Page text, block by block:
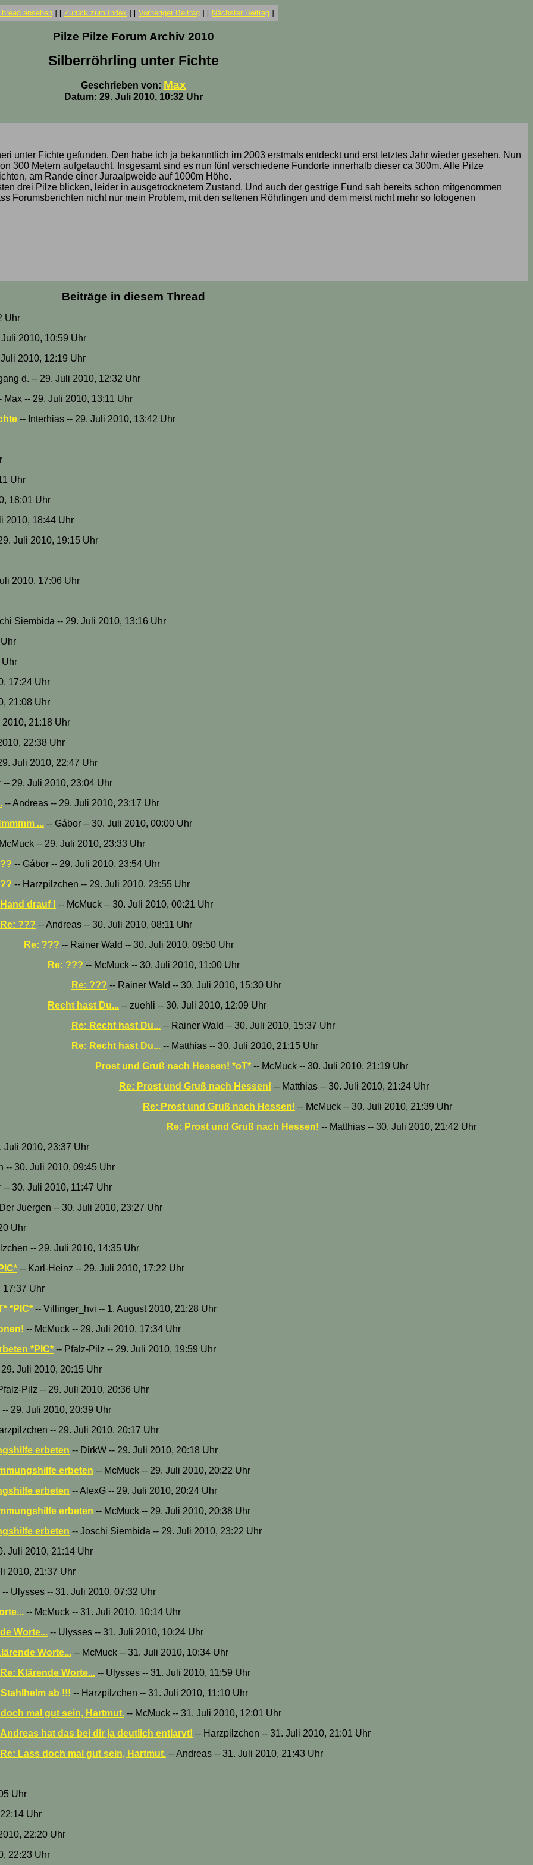
ansehen ] [ Zurück zum Index ] [ Vorheriger Beitrag ] [ Nächster Beitrag ]
Pilze Pilze Forum Archiv 2010
Silberröhrling unter Fichte
Geschrieben von: Max
Datum: 29. Juli 2010, 10:32 Uhr
unter Fichte gefunden. Den habe ich ja bekanntlich im 2003 erstmals entdeckt und erst letztes Jahr wieder gesehen. Nun
300 Metern aufgetaucht. Insgesamt sind es nun fünf verschiedene Fundorte innerhalb dieser ca 300m. Alle Pilze
am Rande einer Juraalpweide auf 1000m Höhe.
drei Pilze blicken, leider in ausgetrocknetem Zustand. Und auch der gestrige Fund sah bereits schon mitgenommen
Forumsberichten nicht nur mein Problem, mit den seltenen Röhrlingen und dem meist nicht mehr so fotogenen
Beiträge in diesem Thread
Uhr
2010, 10:59 Uhr
2010, 12:19 Uhr
d. -- 29. Juli 2010, 12:32 Uhr
Max -- 29. Juli 2010, 13:11 Uhr
-- Interhias -- 29. Juli 2010, 13:42 Uhr
Uhr
18:01 Uhr
2010, 18:44 Uhr
Juli 2010, 19:15 Uhr
2010, 17:06 Uhr
Siembida -- 29. Juli 2010, 13:16 Uhr
Uhr
17:24 Uhr
21:08 Uhr
21:18 Uhr
22:38 Uhr
Juli 2010, 22:47 Uhr
-- 29. Juli 2010, 23:04 Uhr
-- Andreas -- 29. Juli 2010, 23:17 Uhr
... -- Gábor -- 30. Juli 2010, 00:00 Uhr
-- 29. Juli 2010, 23:33 Uhr
-- Gábor -- 29. Juli 2010, 23:54 Uhr
-- Harzpilzchen -- 29. Juli 2010, 23:55 Uhr
Hand drauf ! -- McMuck -- 30. Juli 2010, 00:21 Uhr
Re: ??? -- Andreas -- 30. Juli 2010, 08:11 Uhr
Re: ??? -- Rainer Wald -- 30. Juli 2010, 09:50 Uhr
Re: ??? -- McMuck -- 30. Juli 2010, 11:00 Uhr
Re: ??? -- Rainer Wald -- 30. Juli 2010, 15:30 Uhr
Recht hast Du... -- zuehli -- 30. Juli 2010, 12:09 Uhr
Re: Recht hast Du... -- Rainer Wald -- 30. Juli 2010, 15:37 Uhr
Re: Recht hast Du... -- Matthias -- 30. Juli 2010, 21:15 Uhr
Prost und Gruß nach Hessen! *oT* -- McMuck -- 30. Juli 2010, 21:19 Uhr
Re: Prost und Gruß nach Hessen! -- Matthias -- 30. Juli 2010, 21:24 Uhr
Re: Prost und Gruß nach Hessen! -- McMuck -- 30. Juli 2010, 21:39 Uhr
Re: Prost und Gruß nach Hessen! -- Matthias -- 30. Juli 2010, 21:42 Uhr
Juli 2010, 23:37 Uhr
-- 30. Juli 2010, 09:45 Uhr
-- 30. Juli 2010, 11:47 Uhr
Juergen -- 30. Juli 2010, 23:27 Uhr
Uhr
-- 29. Juli 2010, 14:35 Uhr
-- Karl-Heinz -- 29. Juli 2010, 17:22 Uhr
17:37 Uhr
*PIC* -- Villinger_hvi -- 1. August 2010, 21:28 Uhr
-- McMuck -- 29. Juli 2010, 17:34 Uhr
*PIC* -- Pfalz-Pilz -- 29. Juli 2010, 19:59 Uhr
Juli 2010, 20:15 Uhr
Pilz -- 29. Juli 2010, 20:36 Uhr
-- 29. Juli 2010, 20:39 Uhr
-- 29. Juli 2010, 20:17 Uhr
erbeten -- DirkW -- 29. Juli 2010, 20:18 Uhr
erbeten -- McMuck -- 29. Juli 2010, 20:22 Uhr
erbeten -- AlexG -- 29. Juli 2010, 20:24 Uhr
erbeten -- McMuck -- 29. Juli 2010, 20:38 Uhr
erbeten -- Joschi Siembida -- 29. Juli 2010, 23:22 Uhr
Juli 2010, 21:14 Uhr
2010, 21:37 Uhr
-- Ulysses -- 31. Juli 2010, 07:32 Uhr
-- McMuck -- 31. Juli 2010, 10:14 Uhr
Worte... -- Ulysses -- 31. Juli 2010, 10:24 Uhr
Worte... -- McMuck -- 31. Juli 2010, 10:34 Uhr
Re: Klärende Worte... -- Ulysses -- 31. Juli 2010, 11:59 Uhr
ab !!! -- Harzpilzchen -- 31. Juli 2010, 11:10 Uhr
mal gut sein, Hartmut. -- McMuck -- 31. Juli 2010, 12:01 Uhr
Andreas hat das bei dir ja deutlich entlarvt! -- Harzpilzchen -- 31. Juli 2010, 21:01 Uhr
Re: Lass doch mal gut sein, Hartmut. -- Andreas -- 31. Juli 2010, 21:43 Uhr
Uhr
Uhr
22:20 Uhr
22:23 Uhr